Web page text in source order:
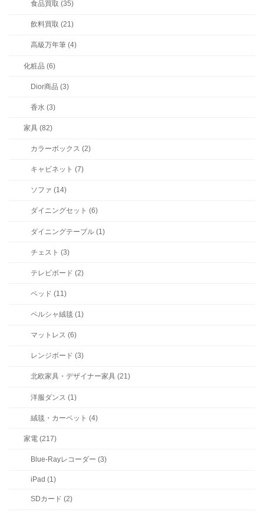
食品買取 (35)
飲料買取 (21)
高級万年筆 (4)
化粧品 (6)
Dior商品 (3)
香水 (3)
家具 (82)
カラーボックス (2)
キャビネット (7)
ソファ (14)
ダイニングセット (6)
ダイニングテーブル (1)
チェスト (3)
テレビボード (2)
ベッド (11)
ペルシャ絨毯 (1)
マットレス (6)
レンジボード (3)
北欧家具・デザイナー家具 (21)
洋服ダンス (1)
絨毯・カーペット (4)
家電 (217)
Blue-Rayレコーダー (3)
iPad (1)
SDカード (2)